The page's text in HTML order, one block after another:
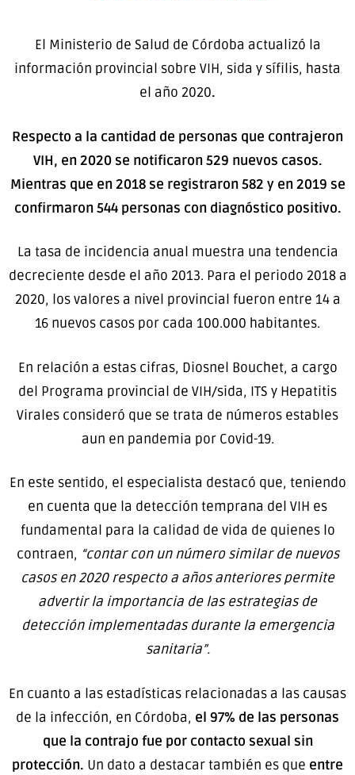
El Ministerio de Salud de Córdoba actualizó la
información provincial sobre VIH, sida y sífilis, hasta
el año 2020.
Respecto a la cantidad de personas que contrajeron
VIH, en 2020 se notificaron 529 nuevos casos.
Mientras que en 2018 se registraron 582 y en 2019 se
confirmaron 544 personas con diagnóstico positivo.
La tasa de incidencia anual muestra una tendencia
decreciente desde el año 2013. Para el periodo 2018 a
2020, los valores a nivel provincial fueron entre 14 a
16 nuevos casos por cada 100.000 habitantes.
En relación a estas cifras, Diosnel Bouchet, a cargo
del Programa provincial de VIH/sida, ITS y Hepatitis
Virales consideró que se trata de números estables
aun en pandemia por Covid-19.
En este sentido, el especialista destacó que, teniendo
en cuenta que la detección temprana del VIH es
fundamental para la calidad de vida de quienes lo
contraen, “contar con un número similar de nuevos
casos en 2020 respecto a años anteriores permite
advertir la importancia de las estrategias de
detección implementadas durante la emergencia
sanitaria”.
En cuanto a las estadísticas relacionadas a las causas
de la infección, en Córdoba, el 97% de las personas
que la contrajo fue por contacto sexual sin
protección. Un dato a destacar también es que entre